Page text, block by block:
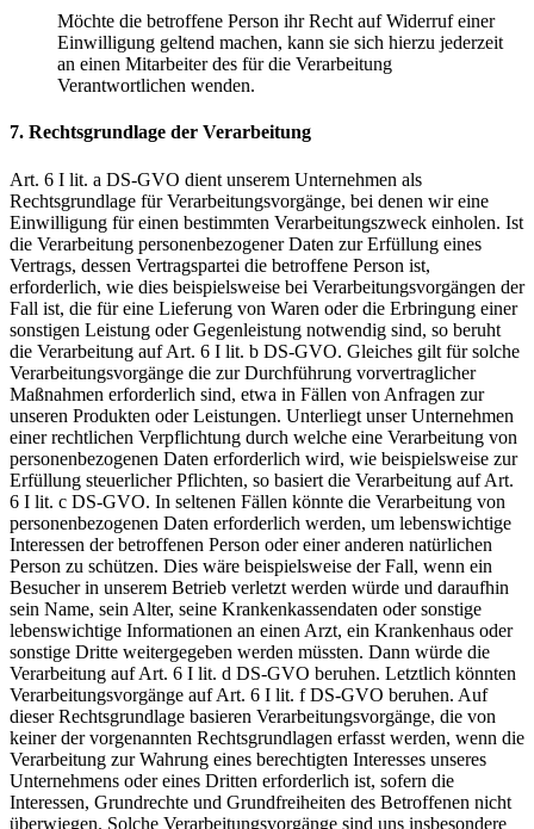
Möchte die betroffene Person ihr Recht auf Widerruf einer
Einwilligung geltend machen, kann sie sich hierzu jederzeit
an einen Mitarbeiter des für die Verarbeitung
Verantwortlichen wenden.
7. Rechtsgrundlage der Verarbeitung
Art. 6 I lit. a DS-GVO dient unserem Unternehmen als
Rechtsgrundlage für Verarbeitungsvorgänge, bei denen wir eine
Einwilligung für einen bestimmten Verarbeitungszweck einholen. Ist
die Verarbeitung personenbezogener Daten zur Erfüllung eines
Vertrags, dessen Vertragspartei die betroffene Person ist,
erforderlich, wie dies beispielsweise bei Verarbeitungsvorgängen der
Fall ist, die für eine Lieferung von Waren oder die Erbringung einer
sonstigen Leistung oder Gegenleistung notwendig sind, so beruht
die Verarbeitung auf Art. 6 I lit. b DS-GVO. Gleiches gilt für solche
Verarbeitungsvorgänge die zur Durchführung vorvertraglicher
Maßnahmen erforderlich sind, etwa in Fällen von Anfragen zur
unseren Produkten oder Leistungen. Unterliegt unser Unternehmen
einer rechtlichen Verpflichtung durch welche eine Verarbeitung von
personenbezogenen Daten erforderlich wird, wie beispielsweise zur
Erfüllung steuerlicher Pflichten, so basiert die Verarbeitung auf Art.
6 I lit. c DS-GVO. In seltenen Fällen könnte die Verarbeitung von
personenbezogenen Daten erforderlich werden, um lebenswichtige
Interessen der betroffenen Person oder einer anderen natürlichen
Person zu schützen. Dies wäre beispielsweise der Fall, wenn ein
Besucher in unserem Betrieb verletzt werden würde und daraufhin
sein Name, sein Alter, seine Krankenkassendaten oder sonstige
lebenswichtige Informationen an einen Arzt, ein Krankenhaus oder
sonstige Dritte weitergegeben werden müssten. Dann würde die
Verarbeitung auf Art. 6 I lit. d DS-GVO beruhen. Letztlich könnten
Verarbeitungsvorgänge auf Art. 6 I lit. f DS-GVO beruhen. Auf
dieser Rechtsgrundlage basieren Verarbeitungsvorgänge, die von
keiner der vorgenannten Rechtsgrundlagen erfasst werden, wenn die
Verarbeitung zur Wahrung eines berechtigten Interesses unseres
Unternehmens oder eines Dritten erforderlich ist, sofern die
Interessen, Grundrechte und Grundfreiheiten des Betroffenen nicht
überwiegen. Solche Verarbeitungsvorgänge sind uns insbesondere